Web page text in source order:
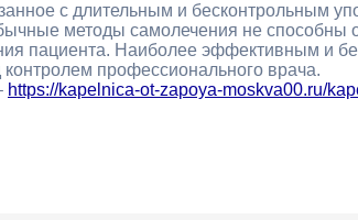
с длительным и бесконтрольным
методы самолечения не способны
пациента. Наиболее эффективным и
профессионального врача.
https://kapelnica-ot-zapoya-moskva00.ru/